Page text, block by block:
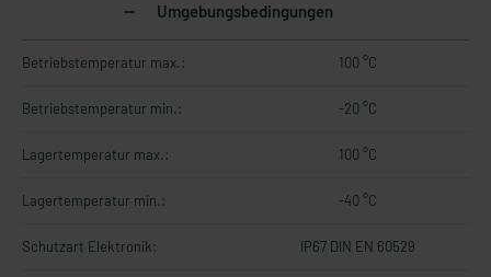
Umgebungsbedingungen
Betriebstemperatur max.: 100 °C
Betriebstemperatur min.: -20 °C
Lagertemperatur max.: 100 °C
Lagertemperatur min.: -40 °C
Schutzart Elektronik: IP67 DIN EN 60529